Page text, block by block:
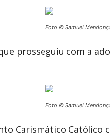
Foto © Samuel
prosseguiu com a
Foto © Samuel
Carismático Católico